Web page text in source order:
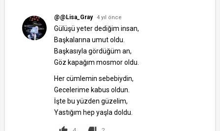
@@Lisa_Gray 4 yıl önce
Gülüşü yeter dediğim insan,
Başkalarına umut oldu.
Başkasıyla gördüğüm an,
Göz kapağım mosmor oldu.
Her cümlemin sebebiydin,
Gecelerime kabus oldun.
İşte bu yüzden güzelim,
Yastığım hep yaşla doldu.